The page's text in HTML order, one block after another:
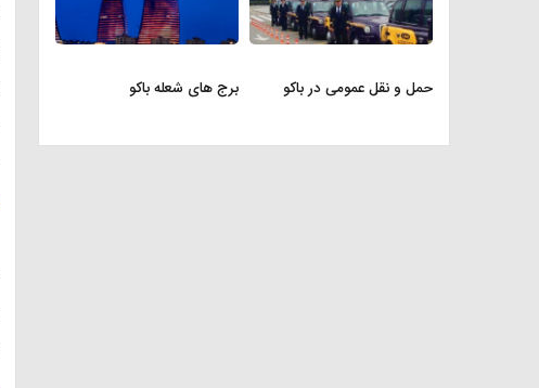
حمل و نقل عمومی در باکو برج های شعله باکو